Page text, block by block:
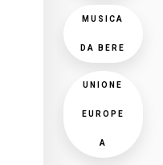
MUSICA
DA BERE
UNIONE
EUROPE
A